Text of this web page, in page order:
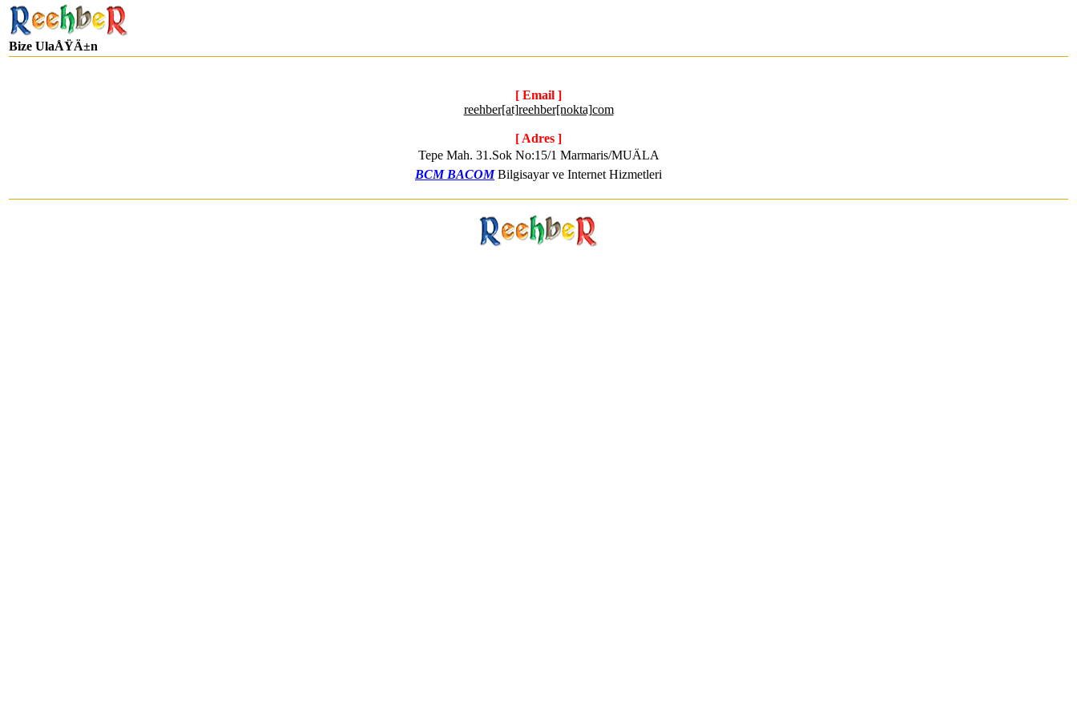
Bize UlaÅŸÄ±n
[ Email ]
reehber[at]reehber[nokta]com
[ Adres ]
Tepe Mah. 31.Sok No:15/1 Marmaris/MUÄLA
BCM BACOM Bilgisayar ve Internet Hizmetleri